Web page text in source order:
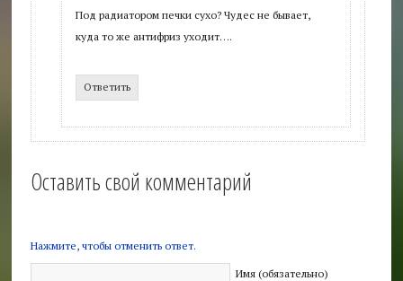
Под радиатором печки сухо? Чудес не бывает,
куда то же антифриз уходит….
Ответить
Оставить свой комментарий
Нажмите, чтобы отменить ответ.
Имя (обязательно)